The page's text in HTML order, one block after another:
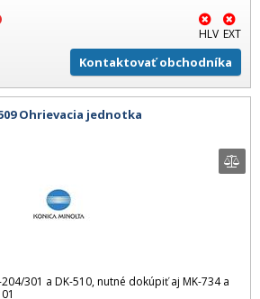
HLV EXT
Kontaktovať obchodníka
Ohrievacia jednotka
301 a DK-510, nutné dokúpiť aj MK-734 a